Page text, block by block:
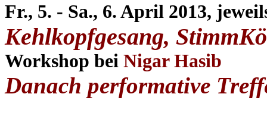
Fr., 5. - Sa., 6. April 2013,
Kehlkopfgesang,
Workshop bei Nigar Hasib
Danach performative